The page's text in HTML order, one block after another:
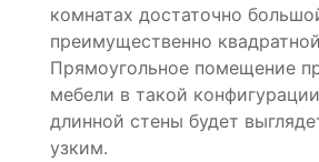
комнатах достаточно
преимущественно
Прямоугольное помещение
мебели в такой
длинной стены будет
узким.